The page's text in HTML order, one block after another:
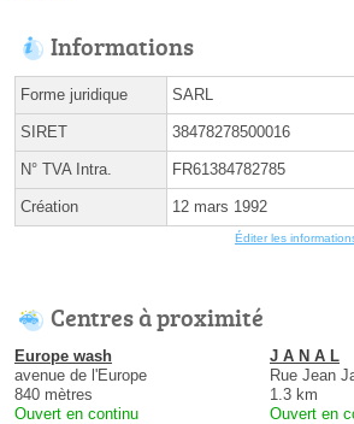
Informations
Forme juridique SARL
SIRET 38478278500016
N° TVA Intra. FR61384782785
Création 12 mars 1992
Éditer les
Centres à proximité
Europe wash
avenue de l'Europe
840 mètres
Ouvert en continu
J A N A L
Rue Jean
1.3 km
Ouvert en